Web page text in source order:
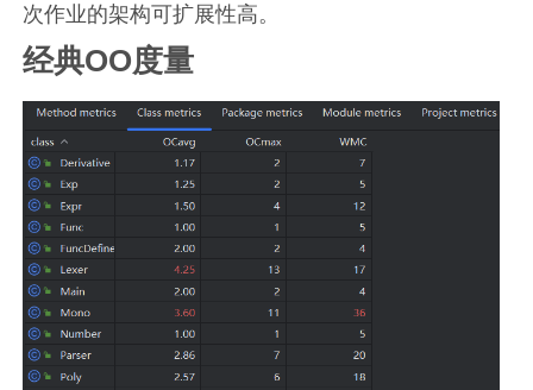
次作业的架构可扩展性高。
经典OO度量